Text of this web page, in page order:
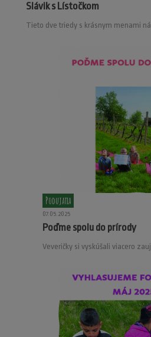
Slávik s Lístočkom
Tieto dve triedy s krásnym menami
Podujatia
07.05.2025
Poďme spolu do prírody
Veveričky si vyskúšali viacero